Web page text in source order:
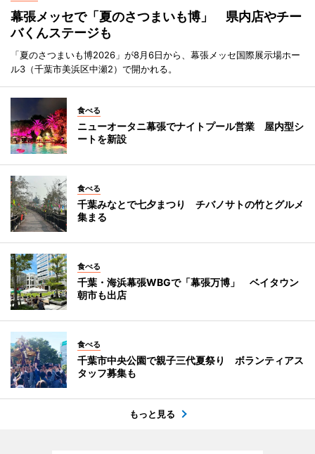
幕張メッセで「夏のさつまいも博」 県内店やチー
バくんステージも
「夏のさつまいも博2026」が8月6日から、幕張メッセ国際展示場ホー
ル3（千葉市美浜区中瀬2）で開かれる。
食べる
ニューオータニ幕張でナイトプール営業 屋内型シ
ートを新設
食べる
千葉みなとで七夕まつり チバノサトの竹とグルメ
集まる
食べる
千葉・海浜幕張WBGで「幕張万博」 ベイタウン
朝市も出店
食べる
千葉市中央公園で親子三代夏祭り ボランティアス
タッフ募集も
もっと見る